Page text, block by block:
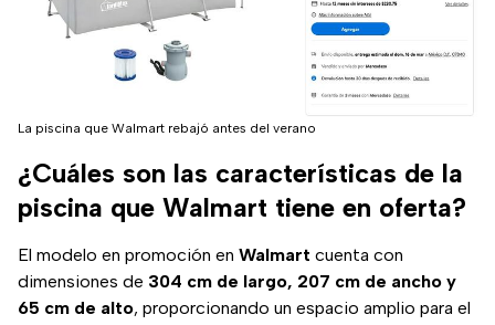
La piscina que Walmart rebajó antes del verano
¿Cuáles son las características de la
piscina que Walmart tiene en oferta?
El modelo en promoción en Walmart cuenta con
dimensiones de 304 cm de largo, 207 cm de ancho y
65 cm de alto, proporcionando un espacio amplio para el